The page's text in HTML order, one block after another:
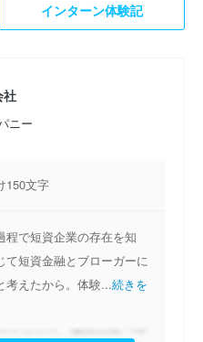
インターン体験記
社
ニー
150文字
程で短資企業の存在を知
て短資金融とブローガーに
考えたから。体験...続きを